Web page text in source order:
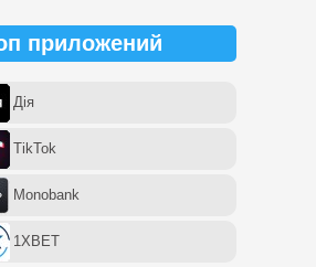
приложений
Дія
TikTok
Monobank
1XBET